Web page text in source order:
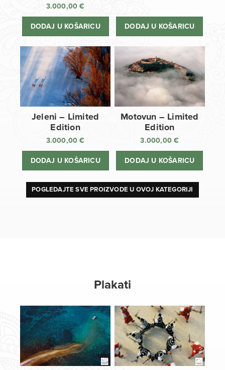
3.000,00€
DODAJ U KOŠARICU DODAJ U KOŠARICU
Jeleni – Limited
Edition
3.000,00€
DODAJ U KOŠARICU
Motovun – Limited
Edition
3.000,00€
DODAJ U KOŠARICU
POGLEDAJTE SVE PROIZVODE U OVOJ KATEGORIJI
Plakati